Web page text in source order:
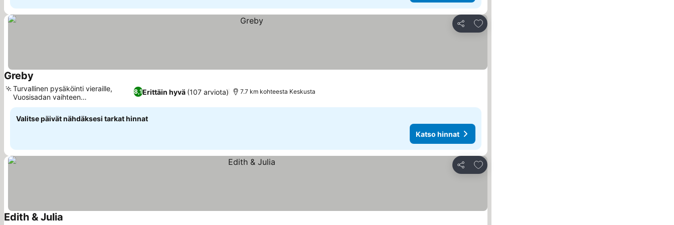
Jaa
Lisää suosikkeihin
Greby
8,1Erittäin hyvä (107 arviota)
Turvallinen pysäköinti vieraille,
Vuosisadan vaihteen
puutarhaympäristö
7.7 km kohteesta Keskusta
Valitse päivät nähdäksesi tarkat hinnat
Katso hinnat
Jaa
Lisää suosikkeihin
Edith & Julia